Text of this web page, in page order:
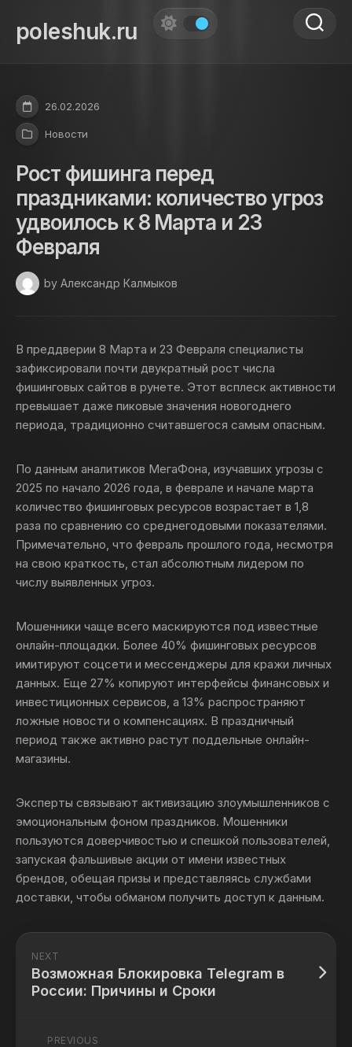
content
poleshuk.ru
26.02.2026
Новости
Рост фишинга перед
праздниками: количество угроз
удвоилось к 8 Марта и 23
Февраля
by Александр Калмыков
В преддверии 8 Марта и 23 Февраля специалисты
зафиксировали почти двукратный рост числа
фишинговых сайтов в рунете. Этот всплеск активности
превышает даже пиковые значения новогоднего
периода, традиционно считавшегося самым опасным.
По данным аналитиков МегаФона, изучавших угрозы с
2025 по начало 2026 года, в феврале и начале марта
количество фишинговых ресурсов возрастает в 1,8
раза по сравнению со среднегодовыми показателями.
Примечательно, что февраль прошлого года, несмотря
на свою краткость, стал абсолютным лидером по
числу выявленных угроз.
Мошенники чаще всего маскируются под известные
онлайн-площадки. Более 40% фишинговых ресурсов
имитируют соцсети и мессенджеры для кражи личных
данных. Еще 27% копируют интерфейсы финансовых и
инвестиционных сервисов, а 13% распространяют
ложные новости о компенсациях. В праздничный
период также активно растут поддельные онлайн-
магазины.
Эксперты связывают активизацию злоумышленников с
эмоциональным фоном праздников. Мошенники
пользуются доверчивостью и спешкой пользователей,
запуская фальшивые акции от имени известных
брендов, обещая призы и представляясь службами
доставки, чтобы обманом получить доступ к данным.
NEXT
Возможная Блокировка Telegram в
России: Причины и Сроки
PREVIOUS